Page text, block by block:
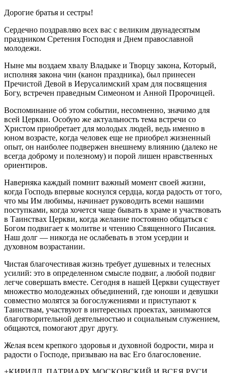
Дорогие братья и сестры!
Сердечно поздравляю всех вас с великим двунадесятым
праздником Сретения Господня и Днем православной
молодежи.
Ныне мы воздаем хвалу Владыке и Творцу закона, Который,
исполняя закона чин (канон праздника), был принесен
Пречистой Девой в Иерусалимский храм для посвящения
Богу, встречен праведным Симеоном и Анной Пророчицей.
Воспоминание об этом событии, несомненно, значимо для
всей Церкви. Особую же актуальность тема встречи со
Христом приобретает для молодых людей, ведь именно в
юном возрасте, когда человек еще не приобрел жизненный
опыт, он наиболее подвержен внешнему влиянию (далеко не
всегда доброму и полезному) и порой лишен нравственных
ориентиров.
Наверняка каждый помнит важный момент своей жизни,
когда Господь впервые коснулся сердца, когда радость от того,
что мы Им любимы, начинает руководить всеми нашими
поступками, когда хочется чаще бывать в храме и участвовать
в Таинствах Церкви, когда желание постоянно общаться с
Богом подвигает к молитве и чтению Священного Писания.
Наш долг — никогда не ослабевать в этом усердии и
духовном возрастании.
Чистая благочестивая жизнь требует душевных и телесных
усилий: это в определенном смысле подвиг, а любой подвиг
легче совершать вместе. Сегодня в нашей Церкви существует
множество молодежных объединений, где юноши и девушки
совместно молятся за богослужениями и приступают к
Таинствам, участвуют в интересных проектах, занимаются
благотворительной деятельностью и социальным служением,
общаются, помогают друг другу.
Желая всем крепкого здоровья и духовной бодрости, мира и
радости о Господе, призываю на вас Его благословение.